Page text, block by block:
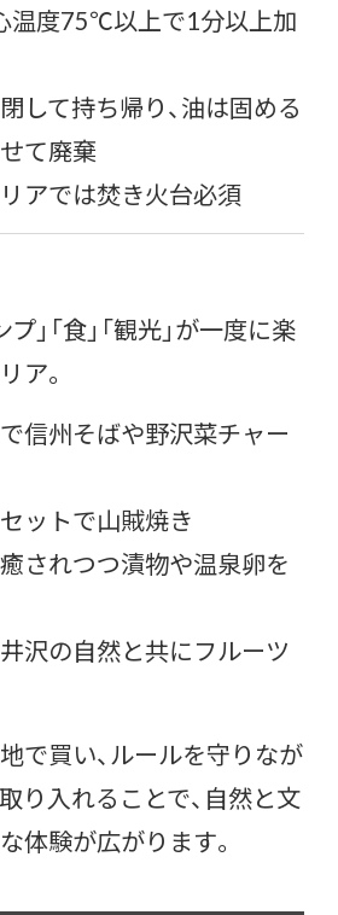
温度75℃以上で1分以上加
して持ち帰り、油は固める
て廃棄
アでは焚き火台必須
」「食」「観光」が一度に楽
ア。
信州そばや野沢菜チャー
ットで山賊焼き
されつつ漬物や温泉卵を
沢の自然と共にフルーツ
で買い、ルールを守りなが
り入れることで、自然と文
体験が広がります。